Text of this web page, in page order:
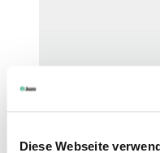
Diese Webseite